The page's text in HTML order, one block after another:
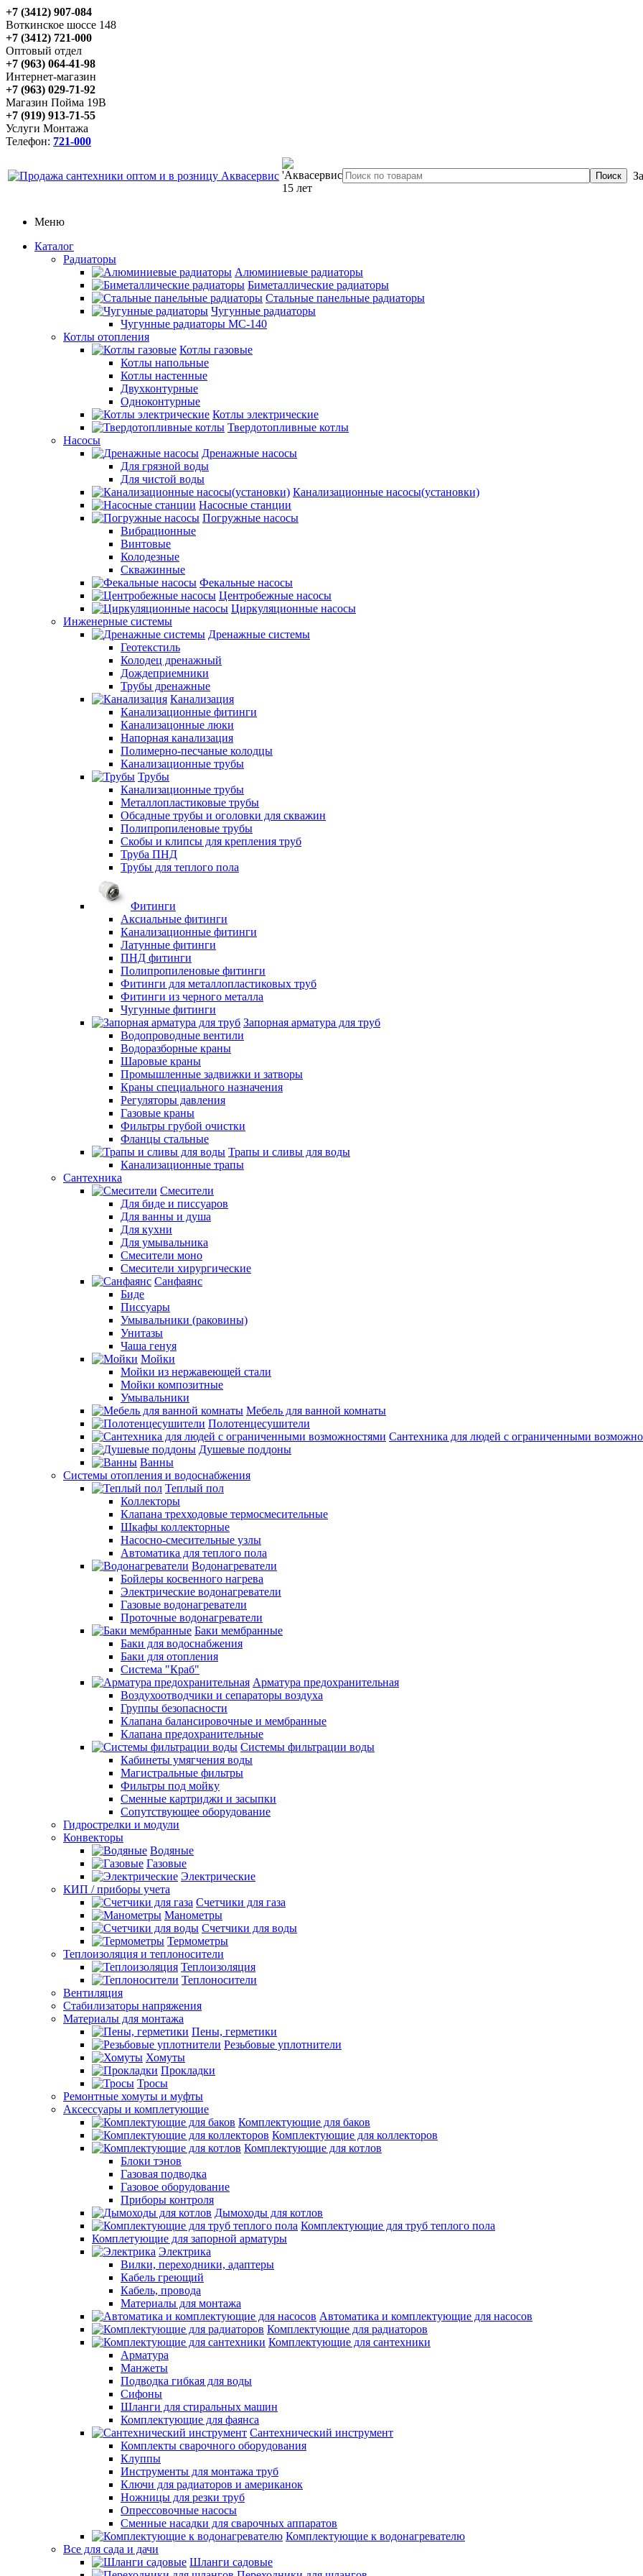
+7 (3412) 907-084
Воткинское шоссе 148
+7 (3412) 721-000
Оптовый отдел
+7 (963) 064-41-98
Интернет-магазин
+7 (963) 029-71-92
Магазин Пойма 19В
+7 (919) 913-71-55
Услуги Монтажа
Телефон: 721-000
Меню
Каталог
Радиаторы
Алюминиевые радиаторы
Биметаллические радиаторы
Стальные панельные радиаторы
Чугунные радиаторы
Чугунные радиаторы МС-140
Котлы отопления
Котлы газовые
Котлы напольные
Котлы настенные
Двухконтурные
Одноконтурные
Котлы электрические
Твердотопливные котлы
Насосы
Дренажные насосы
Для грязной воды
Для чистой воды
Канализационные насосы(установки)
Насосные станции
Погружные насосы
Вибрационные
Винтовые
Колодезные
Скважинные
Фекальные насосы
Центробежные насосы
Циркуляционные насосы
Инженерные системы
Дренажные системы
Геотекстиль
Колодец дренажный
Дождеприемники
Трубы дренажные
Канализация
Канализационные фитинги
Канализацонные люки
Напорная канализация
Полимерно-песчаные колодцы
Канализационные трубы
Трубы
Канализационные трубы
Металлопластиковые трубы
Обсадные трубы и оголовки для скважин
Полипропиленовые трубы
Скобы и клипсы для крепления труб
Труба ПНД
Трубы для теплого пола
Фитинги
Аксиальные фитинги
Канализационные фитинги
Латунные фитинги
ПНД фитинги
Полипропиленовые фитинги
Фитинги для металлопластиковых труб
Фитинги из черного металла
Чугунные фитинги
Запорная арматура для труб
Водопроводные вентили
Водоразборные краны
Шаровые краны
Промышленные задвижки и затворы
Краны специального назначения
Регуляторы давления
Газовые краны
Фильтры грубой очистки
Фланцы стальные
Трапы и сливы для воды
Канализационные трапы
Сантехника
Смесители
Для биде и писсуаров
Для ванны и душа
Для кухни
Для умывальника
Смесители моно
Смесители хирургические
Санфаянс
Биде
Писсуары
Умывальники (раковины)
Унитазы
Чаша генуя
Мойки
Мойки из нержавеющей стали
Мойки композитные
Умывальники
Мебель для ванной комнаты
Полотенцесушители
Сантехника для людей с ограниченными
Душевые поддоны
Ванны
Системы отопления и водоснабжения
Теплый пол
Коллекторы
Клапана трехходовые термосмесительные
Шкафы коллекторные
Насосно-смесительные узлы
Автоматика для теплого пола
Водонагреватели
Бойлеры косвенного нагрева
Электрические водонагреватели
Газовые водонагреватели
Проточные водонагреватели
Баки мембранные
Баки для водоснабжения
Баки для отопления
Система "Краб"
Арматура предохранительная
Воздухоотводчики и сепараторы воздуха
Группы безопасности
Клапана балансировочные и мембранные
Клапана предохранительные
Системы фильтрации воды
Кабинеты умягчения воды
Магистральные фильтры
Фильтры под мойку
Сменные картриджи и засыпки
Сопутствующее оборудование
Гидрострелки и модули
Конвекторы
Водяные
Газовые
Электрические
КИП / приборы учета
Счетчики для газа
Манометры
Счетчики для воды
Термометры
Теплоизоляция и теплоносители
Теплоизоляция
Теплоносители
Вентиляция
Стабилизаторы напряжения
Материалы для монтажа
Пены, герметики
Резьбовые уплотнители
Хомуты
Прокладки
Тросы
Ремонтные хомуты и муфты
Аксессуары и комплетующие
Комплектующие для баков
Комплектующие для коллекторов
Комплектующие для котлов
Блоки тэнов
Газовая подводка
Газовое оборудование
Приборы контроля
Дымоходы для котлов
Комплектующие для труб теплого пола
Комплетующие для запорной арматуры
Электрика
Вилки, переходники, адаптеры
Кабель греющий
Кабель, провода
Материалы для монтажа
Автоматика и комплектующие для насосов
Комплектующие для радиаторов
Комплектующие для сантехники
Арматура
Манжеты
Подводка гибкая для воды
Сифоны
Шланги для стиральных машин
Комплектующие для фаянса
Сантехнический инструмент
Комплекты сварочного оборудования
Клуппы
Инструменты для монтажа труб
Ключи для радиаторов и американок
Ножницы для резки труб
Опрессовочные насосы
Сменные насадки для сварочных аппаратов
Комплектующие к водонагревателю
Все для сада и дачи
Шланги садовые